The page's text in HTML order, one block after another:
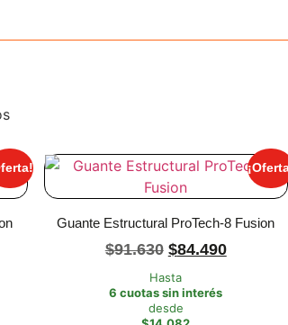
Guante Estructural ProTech-8 Fusion
$91.630 $84.490
Hasta
6 cuotas sin interés
desde